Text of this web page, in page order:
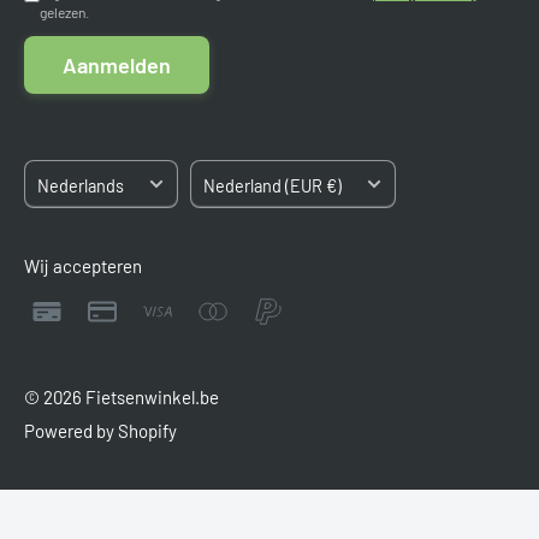
Kvk: 84663545
BTW: NL8633.03.808.B.01
Algemene voorwaarden
Sitemap
gelezen.
Aanmelden
TaalNederlands Land/regio
Nederland (EUR €)
Wij accepteren
© 2026 Fietsenwinkel.be
Powered by Shopify